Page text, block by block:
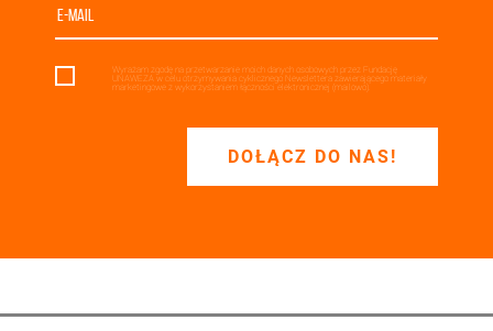
Wyrażam zgodę na przetwarzanie moich danych osobowych przez Fundację
UNAWEZA w celu otrzymywania cyklicznego Newslettera zawierającego materiały
marketingowe z wykorzystaniem łączności elektronicznej (mailowo).
DOŁĄCZ DO NAS!